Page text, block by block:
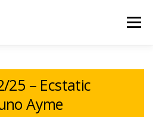
Menu
LES DANSES LIBRES
ÉVÈNEMENTS
25 – Ecstatic
Ayme